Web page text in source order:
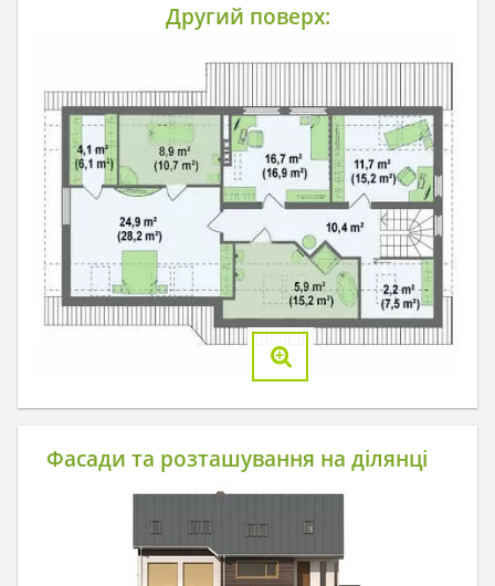
Другий поверх:
Фасади та розташування на ділянці